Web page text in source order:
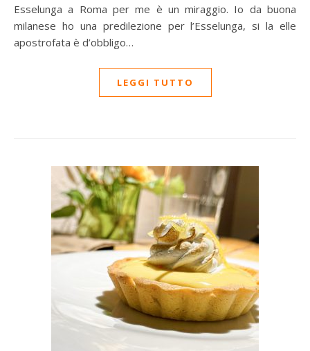
Esselunga a Roma per me è un miraggio. Io da buona
milanese ho una predilezione per l’Esselunga, si la elle
apostrofata è d’obbligo…
LEGGI TUTTO